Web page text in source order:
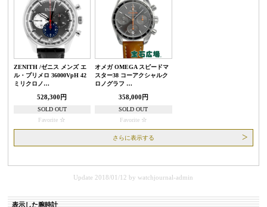
ZENITH /ゼニス メンズ エ
ル・プリメロ 36000VpH 42
ミリクロノ…
528,300円
SOLD OUT
Favorite
オメガ OMEGA スピードマ
スター38 コーアクシャルク
ロノグラフ …
358,000円
SOLD OUT
Favorite
さらに表示する
Update 2018/01/12 bywatchjournal-admin
表示した腕時計